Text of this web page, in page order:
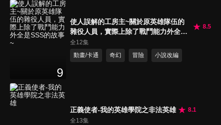
9
使人誤解的工房主~關於原英雄隊伍的
雜役人員，實際上除了戰鬥能力外全是
SSS的故事~
8.5
全12集
動畫/卡通
奇幻 冒險 小說改編
正義使者-我的英雄學院之非法英雄
8.1
全13集